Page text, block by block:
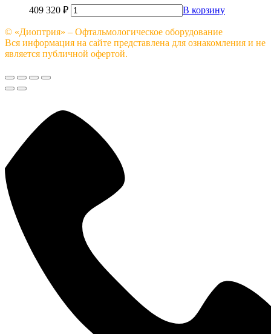
409 320 ₽ В корзину
© «Диоптрия» – Офтальмологическое оборудование
Вся информация на сайте представлена для ознакомления и не
является публичной офертой.